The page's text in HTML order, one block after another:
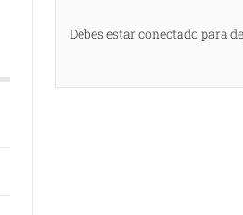
Debes estar conectado para